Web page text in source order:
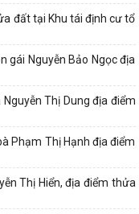
đất tại Khu tái định cư tổ
gái Nguyễn Bảo Ngọc địa
Thị Dung địa điểm
Phạm Thị Hạnh địa điểm
Thị Hiển, địa điểm thửa